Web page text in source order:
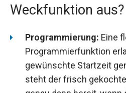
Weckfunktion aus?
Programmierung: Eine
Programmierfunktion
gewünschte Startzeit
steht der frisch